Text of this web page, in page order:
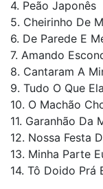
4. Peão Japonês
5. Cheirinho De
6. De Parede E
7. Amando
8. Cantaram A
9. Tudo O Que
10. O Machão
11. Garanhão Da
12. Nossa Festa
13. Minha Parte
14. Tô Doido Prá